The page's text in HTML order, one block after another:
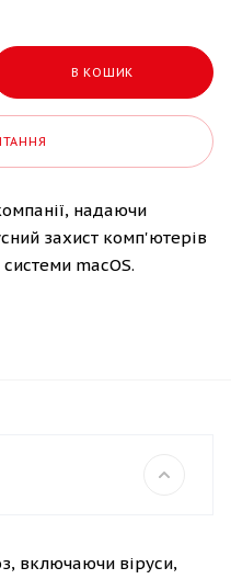
В КОШИК
надаючи
захист комп'ютерів
macOS.
включаючи віруси,